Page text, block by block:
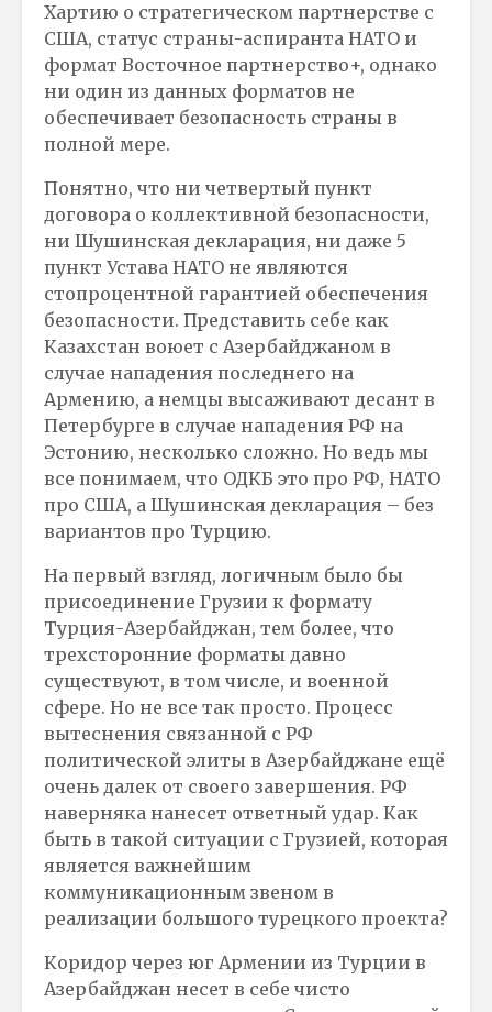
Хартию о стратегическом партнерстве с
США, статус страны-аспиранта НАТО и
формат Восточное партнерство+, однако
ни один из данных форматов не
обеспечивает безопасность страны в
полной мере.
Понятно, что ни четвертый пункт
договора о коллективной безопасности,
ни Шушинская декларация, ни даже 5
пункт Устава НАТО не являются
стопроцентной гарантией обеспечения
безопасности. Представить себе как
Казахстан воюет с Азербайджаном в
случае нападения последнего на
Армению, а немцы высаживают десант в
Петербурге в случае нападения РФ на
Эстонию, несколько сложно. Но ведь мы
все понимаем, что ОДКБ это про РФ, НАТО
про США, а Шушинская декларация – без
вариантов про Турцию.
На первый взгляд, логичным было бы
присоединение Грузии к формату
Турция-Азербайджан, тем более, что
трехсторонние форматы давно
существуют, в том числе, и военной
сфере. Но не все так просто. Процесс
вытеснения связанной с РФ
политической элиты в Азербайджане ещё
очень далек от своего завершения. РФ
наверняка нанесет ответный удар. Как
быть в такой ситуации с Грузией, которая
является важнейшим
коммуникационным звеном в
реализации большого турецкого проекта?
Коридор через юг Армении из Турции в
Азербайджан несет в себе чисто